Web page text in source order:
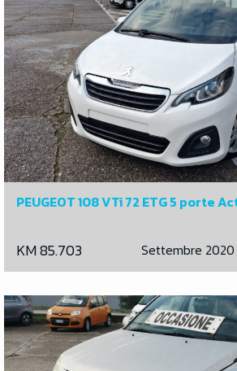
PEUGEOT 108 VTi 72 ETG 5 porte
KM 85.703 Settembre 2020